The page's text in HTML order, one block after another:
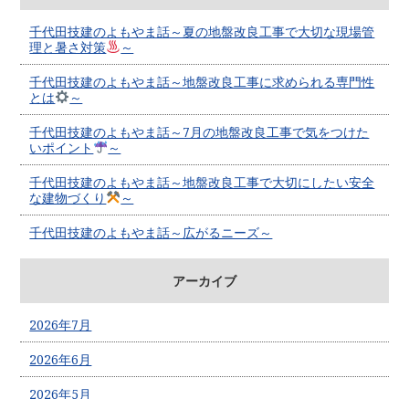
千代田技建のよもやま話～夏の地盤改良工事で大切な現場管
理と暑さ対策
～
千代田技建のよもやま話～地盤改良工事に求められる専門性
とは
～
千代田技建のよもやま話～7月の地盤改良工事で気をつけた
いポイント
～
千代田技建のよもやま話～地盤改良工事で大切にしたい安全
な建物づくり
～
千代田技建のよもやま話～広がるニーズ～
アーカイブ
2026年7月
2026年6月
2026年5月